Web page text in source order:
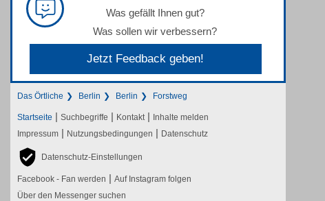
Was gefällt Ihnen gut?
Was sollen wir verbessern?
Jetzt Feedback geben!
Das Örtliche Berlin Berlin Forstweg
Startseite | Suchbegriffe | Kontakt | Inhalte melden
Impressum | Nutzungsbedingungen | Datenschutz
Datenschutz-Einstellungen
Facebook - Fan werden | Auf Instagram folgen
Über den Messenger suchen